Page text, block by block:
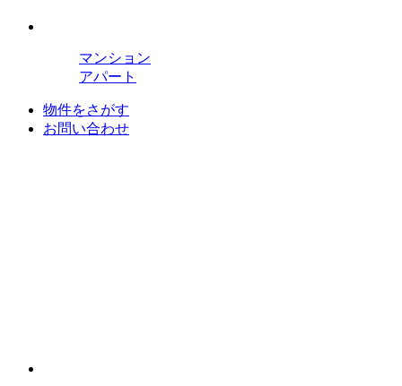
マンション
アパート
物件をさがす
お問い合わせ